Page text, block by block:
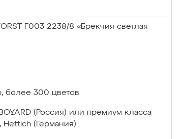
Г003 2238/8 «Брекчия светлая
более 300 цветов
BOYARD (Россия) или премиум класса
Hettich (Германия)